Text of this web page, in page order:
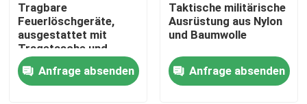
Zu Hause
Produkte
Tragbare
Feuerlöschgeräte,
ausgestattet mit
Tragetasche und
optionalen
Innentaschen
Anfrage absenden
Taktische militärische
Ausrüstung aus Nylon
und Baumwolle
Anfrage absenden